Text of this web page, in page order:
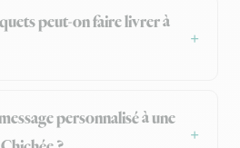
peut-on faire livrer à
personnalisé à une